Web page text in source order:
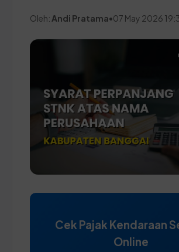
Oleh: Andi Pratama•07 May 2026
Cek Pajak Kendaraan
Online